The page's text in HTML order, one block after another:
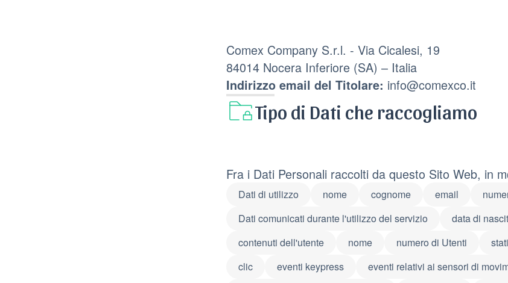
Comex Company S.r.l. - Via Cicalesi, 19
84014 Nocera Inferiore (SA) – Italia
Indirizzo email del Titolare: info@comexco.it
Tipo di Dati che raccogliamo
Fra i Dati Personali raccolti da questo Sito Web, in
Dati di utilizzo nome cognome email
Dati comunicati durante l'utilizzo del servizio
data di
contenuti dell'utente
nome numero di Utenti
clic
eventi keypress eventi relativi ai sensori di